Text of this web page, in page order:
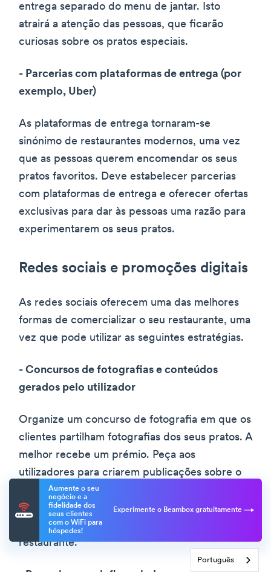
entrega separado do menu de jantar. Isto
atrairá a atenção das pessoas, que ficarão
curiosas sobre os pratos especiais.
- Parcerias com plataformas de entrega (por
exemplo, Uber)
As plataformas de entrega tornaram-se
sinónimo de restaurantes modernos, uma vez
que as pessoas querem encomendar os seus
pratos favoritos. Deve estabelecer parcerias
com plataformas de entrega e oferecer ofertas
exclusivas para dar às pessoas uma razão para
experimentarem os seus pratos.
Redes sociais e promoções digitais
As redes sociais oferecem uma das melhores
formas de comercializar o seu restaurante, uma
vez que pode utilizar as seguintes estratégias.
- Concursos de fotografias e conteúdos
gerados pelo utilizador
Organize um concurso de fotografia em que os
clientes partilham fotografias dos seus pratos. A
melhor recebe um prémio. Peça aos
utilizadores para criarem publicações sobre o
seu restaurante e utilizarem hashtags
específicas. Aquele que receber mais gostos
recebe descontos exclusivos do seu
restaurante.
Aumente o seu
negócio e a
fidelidade dos
seus clientes
com o WiFi para
hóspedes!
Experimente o Beambox gratuitamente
Português